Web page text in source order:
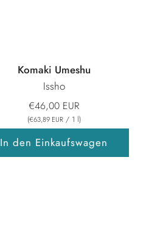
Komaki Umeshu
Issho
€46,00 EUR
(€63,89 EUR / 1 l)
In den Einkaufswagen